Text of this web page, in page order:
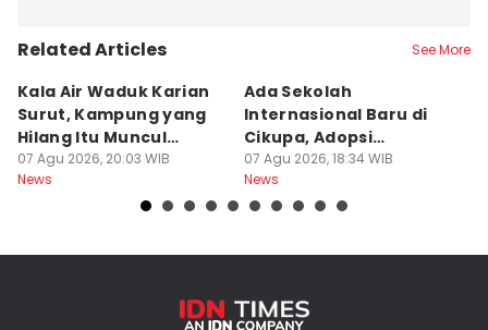
Related Articles See More
Kala Air Waduk Karian
Surut, Kampung yang
Hilang Itu Muncul
Kembali
07 Agu 2026, 20:03 WIB
News
Ada Sekolah
Internasional Baru di
Cikupa, Adopsi
Kurikulum Singapura
07 Agu 2026, 18:34 WIB
News